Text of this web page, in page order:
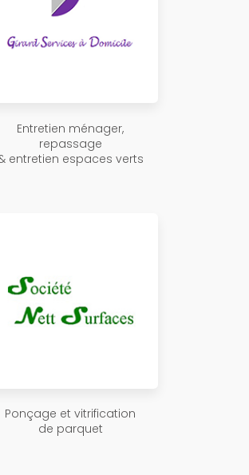
Entretien ménager,
repassage
entretien espaces verts
Ponçage et vitrification
de parquet